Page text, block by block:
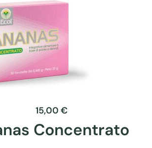
Concentrato
15,00 €